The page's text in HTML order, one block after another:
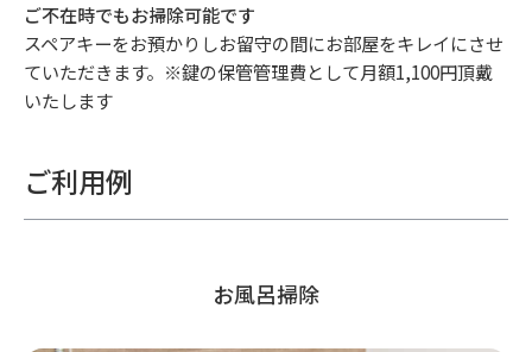
ご不在時でもお掃除可能です
スペアキーをお預かりしお留守の間にお部屋をキレイにさせ
ていただきます。※鍵の保管管理費として月額1,100円頂戴
いたします
ご利用例
お風呂掃除